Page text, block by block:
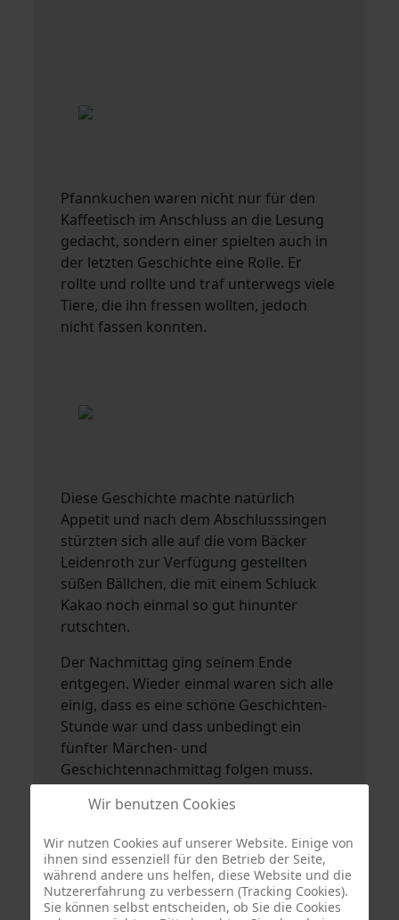
Pfannkuchen waren nicht nur für den
Kaffeetisch im Anschluss an die Lesung
gedacht, sondern einer spielten auch in
der letzten Geschichte eine Rolle. Er
rollte und rollte und traf unterwegs viele
Tiere, die ihn fressen wollten, jedoch
nicht fassen konnten.
Diese Geschichte machte natürlich
Appetit und nach dem Abschlusssingen
stürzten sich alle auf die vom Bäcker
Leidenroth zur Verfügung gestellten
süßen Bällchen, die mit einem Schluck
Kakao noch einmal so gut hinunter
rutschten.
Der Nachmittag ging seinem Ende
entgegen. Wieder einmal waren sich alle
einig, dass es eine schöne Geschichten-
Stunde war und dass unbedingt ein
fünfter Märchen- und
Geschichtennachmittag folgen muss.
.
Wir benutzen Cookies
Wir nutzen Cookies auf unserer Website. Einige von
ihnen sind essenziell für den Betrieb der Seite,
während andere uns helfen, diese Website und die
Nutzererfahrung zu verbessern (Tracking Cookies).
Sie können selbst entscheiden, ob Sie die Cookies